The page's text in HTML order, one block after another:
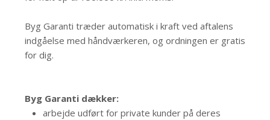
Byg Garanti træder automatisk i kraft ved aftalens
indgåelse med håndværkeren, og ordningen er gratis
for dig.
Byg Garanti dækker:
arbejde udført for private kunder på deres